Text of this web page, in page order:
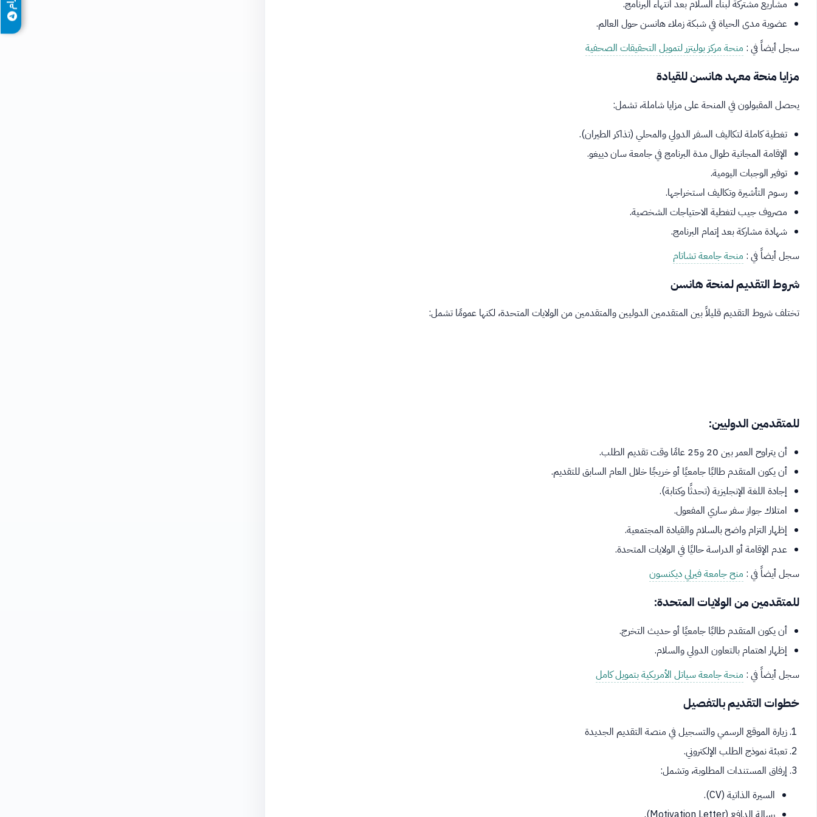
مشاريع مشتركة لبناء السلام بعد انتهاء البرنامج.
عضوية مدى الحياة في شبكة زملاء هانسن حول العالم.
سجل أيضاً في : منحة مركز بوليتزر لتمويل التحقيقات الصحفية
مزايا منحة معهد هانسن للقيادة
يحصل المقبولون في المنحة على مزايا شاملة، تشمل:
تغطية كاملة لتكاليف السفر الدولي والمحلي (تذاكر الطيران).
الإقامة المجانية طوال مدة البرنامج في جامعة سان دييغو.
توفير الوجبات اليومية.
رسوم التأشيرة وتكاليف استخراجها.
مصروف جيب لتغطية الاحتياجات الشخصية.
شهادة مشاركة بعد إتمام البرنامج.
سجل أيضاً في : منحة جامعة تشاتام
شروط التقديم لمنحة هانسن
تختلف شروط التقديم قليلاً بين المتقدمين الدوليين والمتقدمين من الولايات المتحدة، لكنها عمومًا تشمل:
للمتقدمين الدوليين:
أن يتراوح العمر بين 20 و25 عامًا وقت تقديم الطلب.
أن يكون المتقدم طالبًا جامعيًا أو خريجًا خلال العام السابق للتقديم.
إجادة اللغة الإنجليزية (تحدثًا وكتابة).
امتلاك جواز سفر ساري المفعول.
إظهار التزام واضح بالسلام والقيادة المجتمعية.
عدم الإقامة أو الدراسة حاليًا في الولايات المتحدة.
سجل أيضاً في : منح جامعة فيرلي ديكنسون
للمتقدمين من الولايات المتحدة:
أن يكون المتقدم طالبًا جامعيًا أو حديث التخرج.
إظهار اهتمام بالتعاون الدولي والسلام.
سجل أيضاً في : منحة جامعة سياتل الأمريكية بتمويل كامل
خطوات التقديم بالتفصيل
زيارة الموقع الرسمي والتسجيل في منصة التقديم الجديدة
تعبئة نموذج الطلب الإلكتروني.
إرفاق المستندات المطلوبة، وتشمل:
السيرة الذاتية (CV).